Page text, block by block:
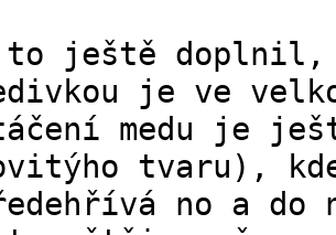
to ještě doplnil,
je ve
medu je
tvaru),
no a do